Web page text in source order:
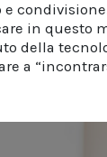
in questo
della
a